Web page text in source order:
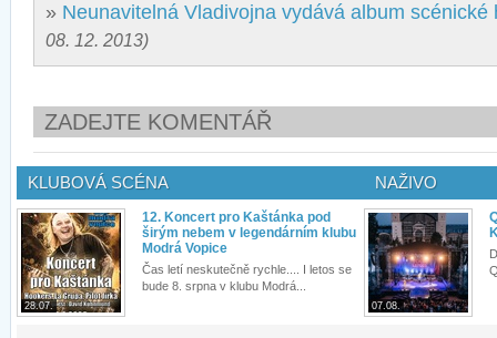
» Neunavitelná Vladivojna vydává album scénické
08. 12. 2013)
ZADEJTE KOMENTÁŘ
KLUBOVÁ SCÉNA
28.07.
12. Koncert pro Kaštánka pod
širým nebem v legendárním klubu
Modrá Vopice
Čas letí neskutečně rychle.... I letos se
bude 8. srpna v klubu Modrá...
NAŽIVO
07.08.